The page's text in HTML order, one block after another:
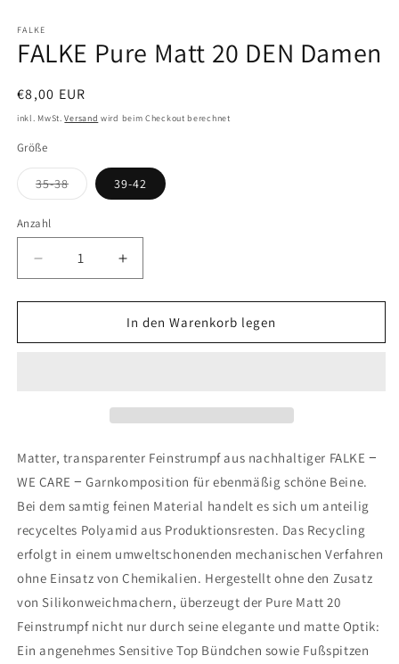
FALKE
FALKE Pure Matt 20 DEN Damen
Normaler
Preis
€8,00 EUR
inkl. MwSt.Versand wird beim Checkout berechnet
Größe
35-38Variante
ausverkauft
39-42
Anzahl
Verringere
die
Menge
FALKE
Erhöhe
die
Menge
für
FALKE
In den Warenkorb legen
Matter, transparenter Feinstrumpf aus nachhaltiger FALKE −
WE CARE − Garnkomposition für ebenmäßig schöne Beine.
Bei dem samtig feinen Material handelt es sich um anteilig
recyceltes Polyamid aus Produktionsresten. Das Recycling
erfolgt in einem umweltschonenden mechanischen Verfahren
ohne Einsatz von Chemikalien. Hergestellt ohne den Zusatz
von Silikonweichmachern, überzeugt der Pure Matt 20
Feinstrumpf nicht nur durch seine elegante und matte Optik:
Ein angenehmes Sensitive Top Bündchen sowie Fußspitzen